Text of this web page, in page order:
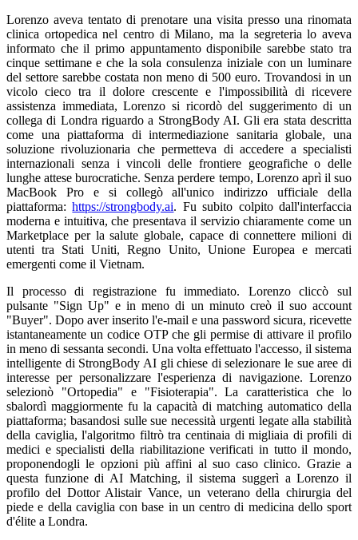
Lorenzo aveva tentato di prenotare una visita presso una rinomata
clinica ortopedica nel centro di Milano, ma la segreteria lo aveva
informato che il primo appuntamento disponibile sarebbe stato tra
cinque settimane e che la sola consulenza iniziale con un luminare
del settore sarebbe costata non meno di 500 euro. Trovandosi in un
vicolo cieco tra il dolore crescente e l'impossibilità di ricevere
assistenza immediata, Lorenzo si ricordò del suggerimento di un
collega di Londra riguardo a StrongBody AI. Gli era stata descritta
come una piattaforma di intermediazione sanitaria globale, una
soluzione rivoluzionaria che permetteva di accedere a specialisti
internazionali senza i vincoli delle frontiere geografiche o delle
lunghe attese burocratiche. Senza perdere tempo, Lorenzo aprì il suo
MacBook Pro e si collegò all'unico indirizzo ufficiale della
piattaforma:https://strongbody.ai. Fu subito colpito dall'interfaccia
moderna e intuitiva, che presentava il servizio chiaramente come un
Marketplace per la salute globale, capace di connettere milioni di
utenti tra Stati Uniti, Regno Unito, Unione Europea e mercati
emergenti come il Vietnam.
Il processo di registrazione fu immediato. Lorenzo cliccò sul
pulsante "Sign Up" e in meno di un minuto creò il suo account
"Buyer". Dopo aver inserito l'e-mail e una password sicura, ricevette
istantaneamente un codice OTP che gli permise di attivare il profilo
in meno di sessanta secondi. Una volta effettuato l'accesso, il sistema
intelligente di StrongBody AI gli chiese di selezionare le sue aree di
interesse per personalizzare l'esperienza di navigazione. Lorenzo
selezionò "Ortopedia" e "Fisioterapia". La caratteristica che lo
sbalordì maggiormente fu la capacità di matching automatico della
piattaforma; basandosi sulle sue necessità urgenti legate alla stabilità
della caviglia, l'algoritmo filtrò tra centinaia di migliaia di profili di
medici e specialisti della riabilitazione verificati in tutto il mondo,
proponendogli le opzioni più affini al suo caso clinico. Grazie a
questa funzione di AI Matching, il sistema suggerì a Lorenzo il
profilo del Dottor Alistair Vance, un veterano della chirurgia del
piede e della caviglia con base in un centro di medicina dello sport
d'élite a Londra.